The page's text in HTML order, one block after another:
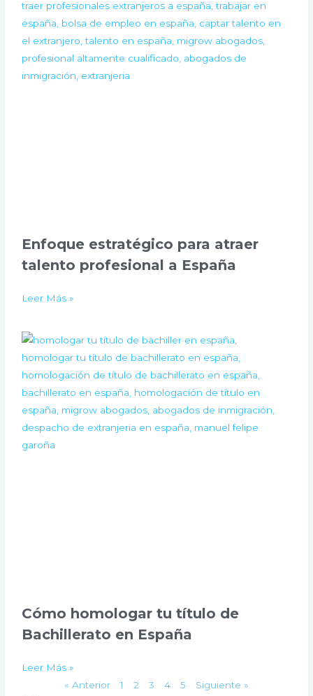
Enfoque estratégico para atraer
talento profesional a España
Leer Más »
Cómo homologar tu título de
Bachillerato en España
Leer Más »
« Anterior
1 2 3 4 5 Siguiente »